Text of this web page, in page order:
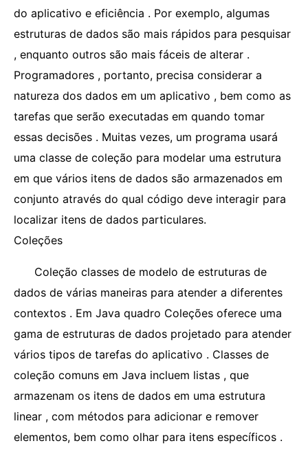
do aplicativo e eficiência . Por exemplo, algumas
estruturas de dados são mais rápidos para pesquisar
, enquanto outros são mais fáceis de alterar .
Programadores , portanto, precisa considerar a
natureza dos dados em um aplicativo , bem como as
tarefas que serão executadas em quando tomar
essas decisões . Muitas vezes, um programa usará
uma classe de coleção para modelar uma estrutura
em que vários itens de dados são armazenados em
conjunto através do qual código deve interagir para
localizar itens de dados particulares.
Coleções
Coleção classes de modelo de estruturas de
dados de várias maneiras para atender a diferentes
contextos . Em Java quadro Coleções oferece uma
gama de estruturas de dados projetado para atender
vários tipos de tarefas do aplicativo . Classes de
coleção comuns em Java incluem listas , que
armazenam os itens de dados em uma estrutura
linear , com métodos para adicionar e remover
elementos, bem como olhar para itens específicos .